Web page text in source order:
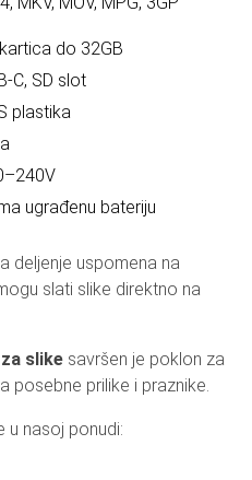
do 32GB
C, SD slot
plastika
ugrađenu bateriju
deljenje uspomena na
slati slike direktno na
slike savršen je poklon za
posebne prilike i praznike.
u nasoj ponudi: